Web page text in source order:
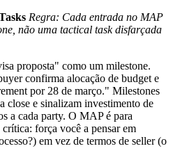
Regra: Cada entrada no MAP
não uma tactical task disfarçada
proposta" como um milestone.
confirma alocação de budget e
por 28 de março." Milestones
close e sinalizam investimento de
a cada party. O MAP é para
força você a pensar em
em vez de termos de seller (o